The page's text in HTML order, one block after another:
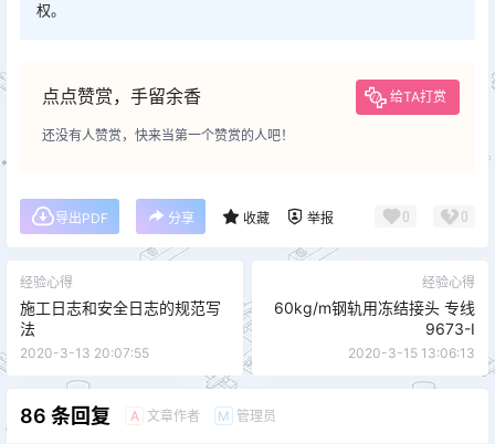
权。
点点赞赏，手留余香 给TA打赏
还没有人赞赏，快来当第一个赞赏的人吧！
导出PDF 分享 收藏 举报 0 0
经验心得
施工日志和安全日志的规范写
法
2020-3-13 20:07:55
经验心得
60kg/m钢轨用冻结接头 专线
9673-Ⅰ
2020-3-15 13:06:13
86 条回复 A 文章作者 M 管理员